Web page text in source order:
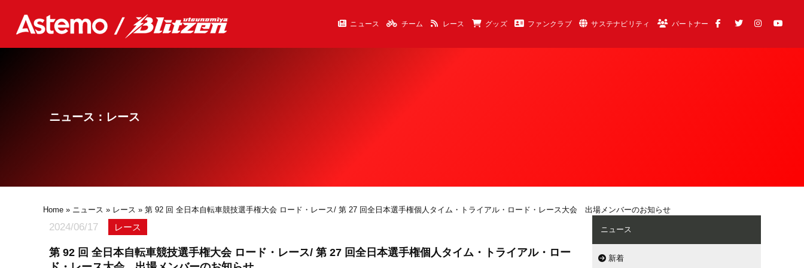
ニュース チーム レース グッズ ファンクラブ サステナビリティ パートナー
ニュース：レース
Home » ニュース » レース » 第 92 回 全日本自転車競技選手権大会 ロード・レース/ 第 27 回全日本選手権個人タイム・トライアル・ロード・レース大会 出場メンバーのお知らせ
2024/06/17 レース
第 92 回 全日本自転車競技選手権大会 ロード・レース/ 第 27 回全日本選手権個人タイム・トライアル・ロー
ニュース
新着